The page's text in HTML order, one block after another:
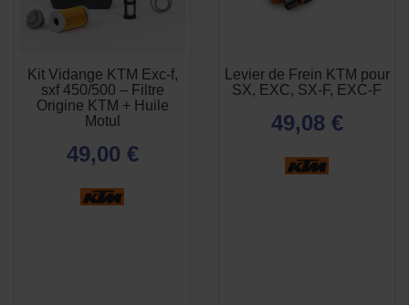
Kit Vidange KTM Exc-f,
sxf 450/500 – Filtre
Origine KTM + Huile
Motul
49,00 €
Levier de Frein KTM pour
SX, EXC, SX-F, EXC-F
49,08 €
APERÇU
RAPIDE